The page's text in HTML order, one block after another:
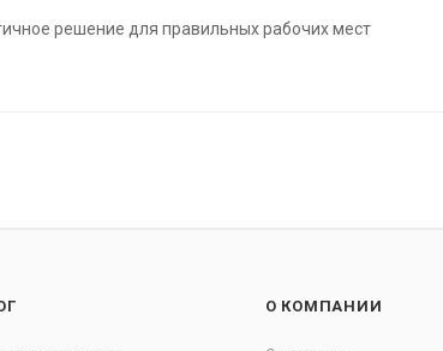
решение для правильных рабочих мест
О КОМПАНИИ